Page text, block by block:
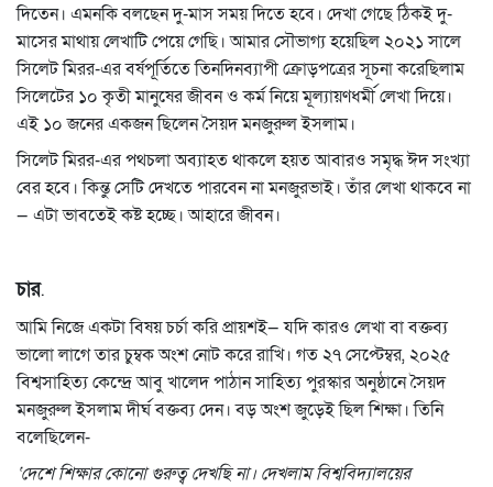
দিতেন। এমনকি বলছেন দু-মাস সময় দিতে হবে। দেখা গেছে ঠিকই দু-
মাসের মাথায় লেখাটি পেয়ে গেছি। আমার সৌভাগ্য হয়েছিল ২০২১ সালে
সিলেট মিরর-এর বর্ষপূর্তিতে তিনদিনব্যাপী ক্রোড়পত্রের সূচনা করেছিলাম
সিলেটের ১০ কৃতী মানুষের জীবন ও কর্ম নিয়ে মূল্যায়ণধর্মী লেখা দিয়ে।
এই ১০ জনের একজন ছিলেন সৈয়দ মনজুরুল ইসলাম।
সিলেট মিরর-এর পথচলা অব্যাহত থাকলে হয়ত আবারও সমৃদ্ধ ঈদ সংখ্যা
বের হবে। কিন্তু সেটি দেখতে পারবেন না মনজুরভাই। তাঁর লেখা থাকবে না
— এটা ভাবতেই কষ্ট হচ্ছে। আহারে জীবন।
চার.
আমি নিজে একটা বিষয় চর্চা করি প্রায়শই—যদি কারও লেখা বা বক্তব্য
ভালো লাগে তার চুম্বক অংশ নোট করে রাখি। গত ২৭ সেপ্টেম্বর, ২০২৫
বিশ্বসাহিত্য কেন্দ্রে আবু খালেদ পাঠান সাহিত্য পুরস্কার অনুষ্ঠানে সৈয়দ
মনজুরুল ইসলাম দীর্ঘ বক্তব্য দেন। বড় অংশ জুড়েই ছিল শিক্ষা। তিনি
বলেছিলেন-
‘দেশে শিক্ষার কোনো গুরুত্ব দেখছি না। দেখলাম বিশ্ববিদ্যালয়ের